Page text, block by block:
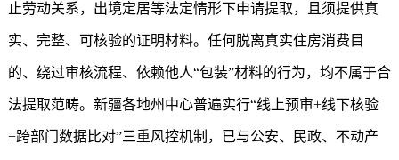
止劳动关系，出境定居等法定情形下申请提取，且须提供真
实、完整、可核验的证明材料。任何脱离真实住房消费目
的、绕过审核流程、依赖他人“包装”材料的行为，均不属于合
法提取范畴。新疆各地州中心普遍实行“线上预审+线下核验
+跨部门数据比对”三重风控机制，已与公安、民政、不动产